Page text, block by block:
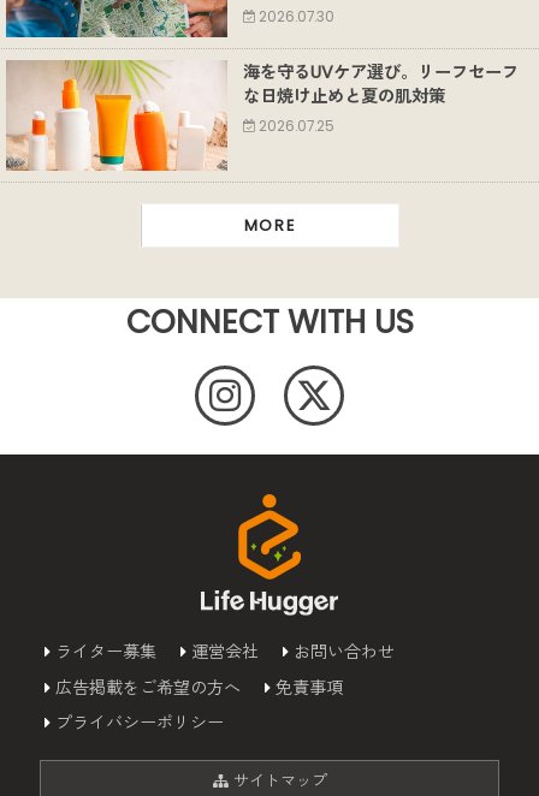
2026.07.30
海を守るUVケア選び。リーフセーフ
な日焼け止めと夏の肌対策
2026.07.25
MORE
CONNECT WITH US
ライター募集 運営会社
お問い合わせ
広告掲載をご希望の方へ
免責事項
プライバシーポリシー
サイトマップ